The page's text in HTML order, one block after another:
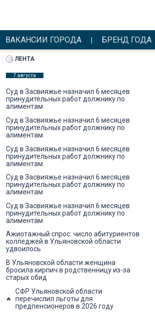
ВАКАНСИИ ГОРОДА БРЕНД ГОДА
ЛЕНТА
7 августа
Суд в Засвияжье назначил 6 месяцев
принудительных работ должнику по
алиментам
Суд в Засвияжье назначил 6 месяцев
принудительных работ должнику по
алиментам
Суд в Засвияжье назначил 6 месяцев
принудительных работ должнику по
алиментам
Суд в Засвияжье назначил 6 месяцев
принудительных работ должнику по
алиментам
Суд в Засвияжье назначил 6 месяцев
принудительных работ должнику по
алиментам
Ажиотажный спрос: число абитуриентов
колледжей в Ульяновской области
удвоилось
В Ульяновской области женщина
бросила кирпич в родственницу из-за
старых обид
СФР Ульяновской области
перечислил льготы для
предпенсионеров в 2026 году